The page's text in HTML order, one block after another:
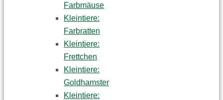
Farbmäuse
Kleintiere:
Farbratten
Kleintiere:
Frettchen
Kleintiere:
Goldhamster
Kleintiere: